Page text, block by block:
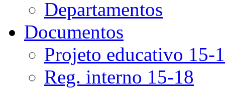
Departamentos
Documentos
Projeto educativo 15-
Reg. interno 15-18